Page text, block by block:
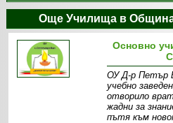
Още Училища в
Основно
ОУ Д-р Петър
учебно
отворило
жадни за
пътя към